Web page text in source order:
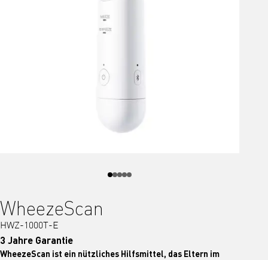
WheezeScan
HWZ-1000T-E
3 Jahre Garantie
WheezeScan ist ein nützliches Hilfsmittel, das Eltern im